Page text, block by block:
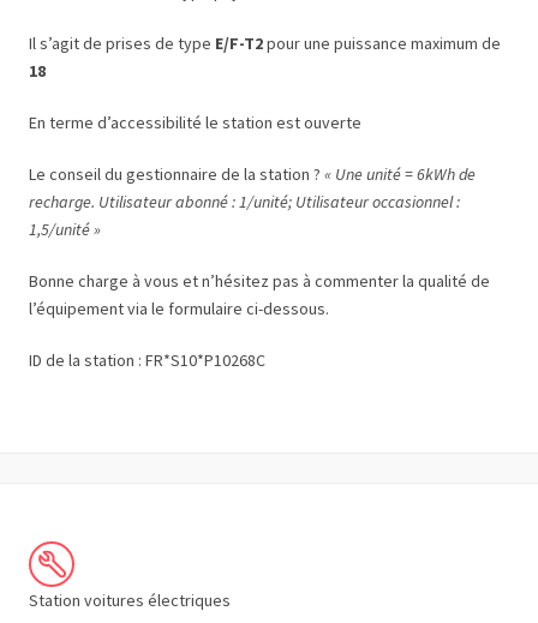
Il s’agit de prises de type E/F-T2pour une puissance maximum de
18
En terme d’accessibilité le station est ouverte
Le conseil du gestionnaire de la station ? « Une unité = 6kWh de
recharge. Utilisateur abonné : 1/unité; Utilisateur occasionnel :
1,5/unité »
Bonne charge à vous et n’hésitez pas à commenter la qualité de
l’équipement via le formulaire ci-dessous.
ID de la station : FR*S10*P10268C
Station voitures électriques